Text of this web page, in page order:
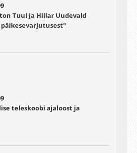
Tuul ja Hillar Uudevald
teleskoobi ajaloost ja